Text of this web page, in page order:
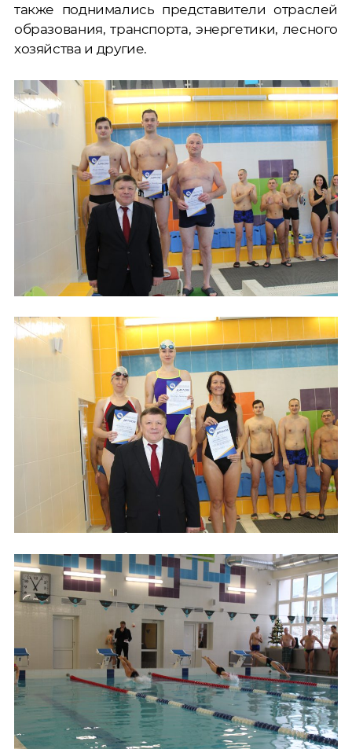
также поднимались представители отраслей
образования, транспорта, энергетики, лесного
хозяйства и другие.